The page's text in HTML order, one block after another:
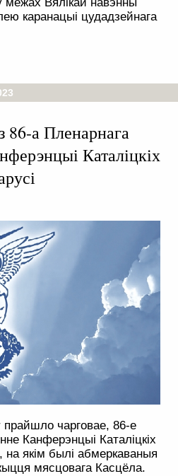
каранацыі цудадзейнага
86-а Пленарнага
Каталіцкіх
прайшло чарговае, 86-е
Канферэнцыі Каталіцкіх
на якім былі абмеркаваныя
мясцовага Касцёла.